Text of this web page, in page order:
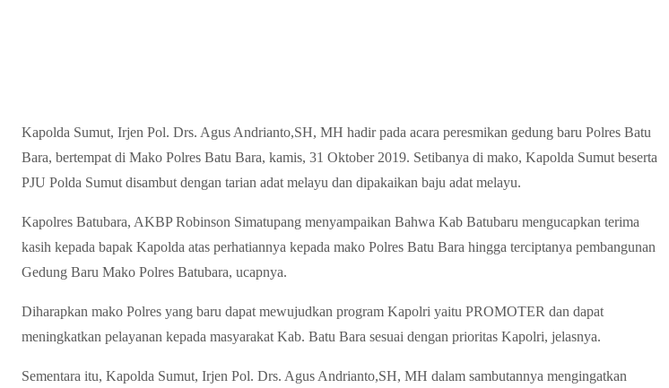
Kapolda Sumut, Irjen Pol. Drs. Agus Andrianto,SH, MH hadir pada acara peresmikan gedung baru Polres Batu
Bara, bertempat di Mako Polres Batu Bara, kamis, 31 Oktober 2019. Setibanya di mako, Kapolda Sumut beserta
PJU Polda Sumut disambut dengan tarian adat melayu dan dipakaikan baju adat melayu.
Kapolres Batubara, AKBP Robinson Simatupang menyampaikan Bahwa Kab Batubaru mengucapkan terima
kasih kepada bapak Kapolda atas perhatiannya kepada mako Polres Batu Bara hingga terciptanya pembangunan
Gedung Baru Mako Polres Batubara, ucapnya.
Diharapkan mako Polres yang baru dapat mewujudkan program Kapolri yaitu PROMOTER dan dapat
meningkatkan pelayanan kepada masyarakat Kab. Batu Bara sesuai dengan prioritas Kapolri, jelasnya.
Sementara itu, Kapolda Sumut, Irjen Pol. Drs. Agus Andrianto,SH, MH dalam sambutannya mengingatkan